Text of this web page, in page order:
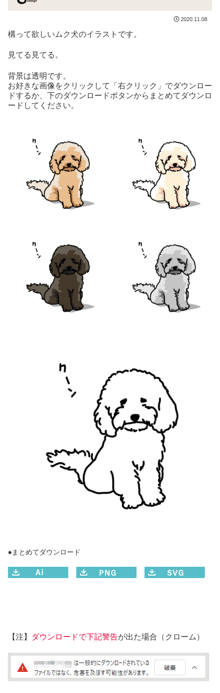
2020.11.08
構って欲しいムク犬のイラストです。
見てる見てる。
背景は透明です。
お好きな画像をクリックして「右クリック」でダウンロー
ドするか、下のダウンロードボタンからまとめてダウンロ
ードしてください。
●まとめてダウンロード
【注】 ダウンロードで下記警告が出た場合（クローム）